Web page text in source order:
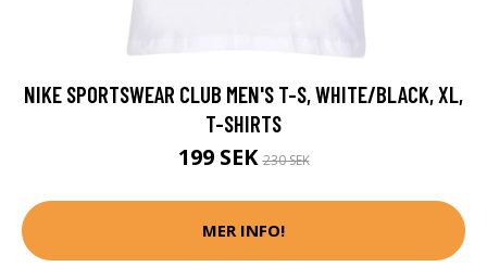
NIKE SPORTSWEAR CLUB MEN'S T-S, WHITE/BLACK, XL,
T-SHIRTS
199 SEK230 SEK
MER INFO!